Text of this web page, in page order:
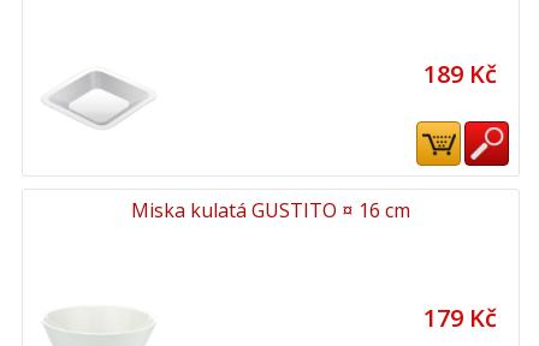
189 Kč
Miska kulatá GUSTITO ¤ 16 cm
179 Kč